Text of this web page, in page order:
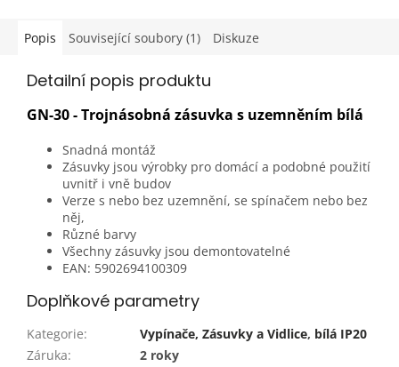
Popis Související soubory (1) Diskuze
Detailní popis produktu
GN-30 - Trojnásobná zásuvka s uzemněním bílá
Snadná montáž
Zásuvky jsou výrobky pro domácí a podobné použití
uvnitř i vně budov
Verze s nebo bez uzemnění, se spínačem nebo bez
něj,
Různé barvy
Všechny zásuvky jsou demontovatelné
EAN: 5902694100309
Doplňkové parametry
Kategorie: Vypínače, Zásuvky a Vidlice, bílá IP20
Záruka:
2 roky